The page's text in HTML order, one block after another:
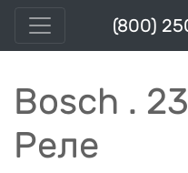
(800)
Bosch .
Реле